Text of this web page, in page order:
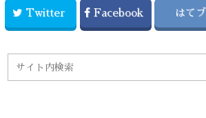
Twitter Facebook はてブ